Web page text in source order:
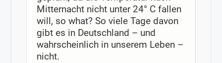
Mitternacht nicht unter 24° C fallen
will, so what? So viele Tage davon
gibt es in Deutschland – und
wahrscheinlich in unserem Leben –
nicht.